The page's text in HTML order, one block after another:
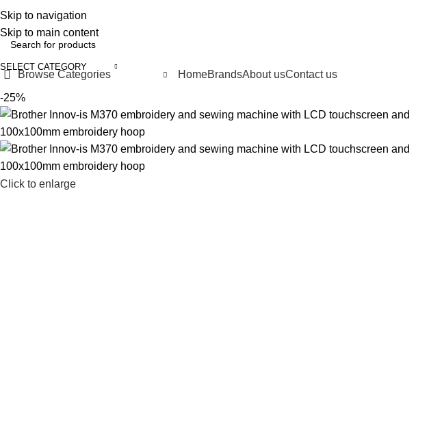
Skip to navigation
Skip to main content
FREE SHIPPING FOR ALL ORDERS OF 10000 LE
SELECT CATEGORY
Browse Categories HomeBrandsAbout usContact us
-25%
Click to enlarge